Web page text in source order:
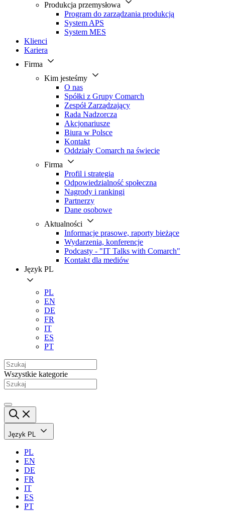
Produkcja przemysłowa
Program do zarządzania produkcją
System APS
System MES
Klienci
Kariera
Firma
Kim jesteśmy
O nas
Spółki z Grupy Comarch
Zespół Zarządzający
Rada Nadzorcza
Akcjonariusze
Biura w Polsce
Kontakt
Oddziały Comarch na świecie
Firma
Profil i strategia
Odpowiedzialność społeczna
Nagrody i rankingi
Partnerzy
Dane osobowe
Aktualności
Informacje prasowe, raporty bieżące
Wydarzenia, konferencje
Podcasty - "IT Talks with Comarch"
Kontakt dla mediów
Język PL
PL
EN
DE
FR
IT
ES
PT
Wszystkie kategorie
Język PL
PL
EN
DE
FR
IT
ES
PT